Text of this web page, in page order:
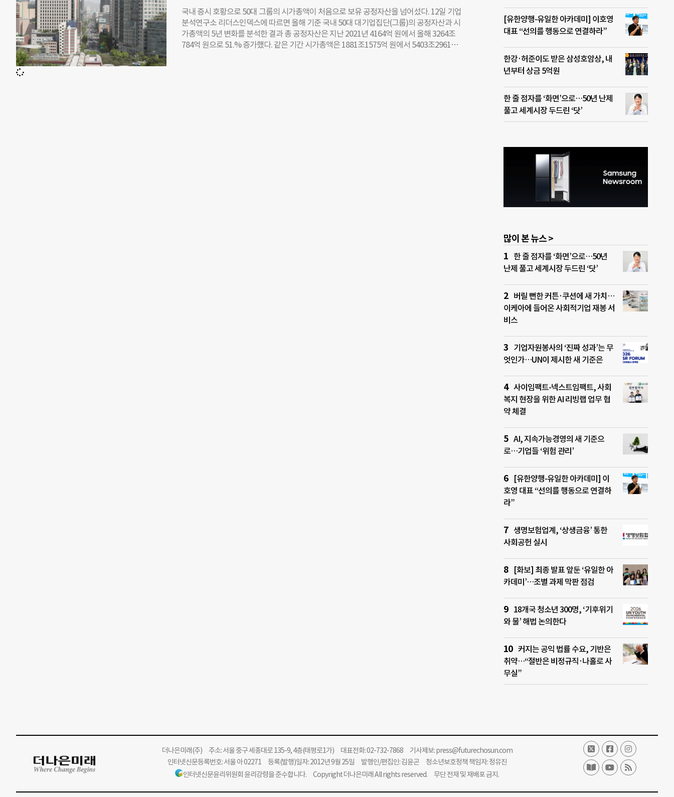
(CompaniesMarketCap)에 따르면 이날 SK하이닉스는 시가총액 1조990억 달러를 기록해 3
계단 뛰어올라 글로벌 시가총액 순위 12위를 차지했다. 삼성전자(11위)와 격차도 좁혀졌다.
1~5위는 엔비디아, 알파벳, 애플, 마이크로소프트, 아마존이다. 6~10위는 TSMC, 브로드컴,
아람코, 테슬라, 메타다. 한편 이날 SK하이닉스의 주가도 급상승하며 시총 1조 클럽 진입을 자
축했다. 27일 국내 증시에 삼성전자와 SK하이닉스를 기초자산으로 하는 단일종목 레버리지
국내 증시 호황으로 50대 그룹의 시가총액이 처음으로 보유 공정자산을 넘어섰다. 12일 기업
분석연구소 리더스인덱스에 따르면 올해 기준 국내 50대 대기업집단(그룹)의 공정자산과 시
가총액의 5년 변화를 분석한 결과 총 공정자산은 지난 2021년 4164억 원에서 올해 3264조
784억 원으로 51.% 증가했다. 같은 기간 시가총액은 1881조1575억 원에서 5403조2961억
[유한양행-유일한 아카데미] 이호영
대표 “선의를 행동으로 연결하라”
한강·허준이도 받은 삼성호암상, 내
년부터 상금 5억원
한 줄 점자를 ‘화면’으로…50년 난제
풀고 세계시장 두드린 ‘닷’
많이 본 뉴스 >
한 줄 점자를 ‘화면’으로…50년
난제 풀고 세계시장 두드린 ‘닷’
버릴 뻔한 커튼·쿠션에 새 가치…
이케아에 들어온 사회적기업 재봉 서
비스
기업자원봉사의 ‘진짜 성과’는 무
엇인가…UN이 제시한 새 기준은
사이임팩트-넥스트임팩트, 사회
복지 현장을 위한 AI 리빙랩 업무 협
약 체결
AI, 지속가능경영의 새 기준으
로…기업들 ‘위험 관리’
[유한양행-유일한 아카데미] 이
호영 대표 “선의를 행동으로 연결하
라”
생명보험업계, ‘상생금융’ 통한
사회공헌 실시
[화보] 최종 발표 앞둔 ‘유일한 아
카데미’…조별 과제 막판 점검
18개국 청소년 300명, ‘기후위기
와 물’ 해법 논의한다
커지는 공익 법률 수요, 기반은
취약…“절반은 비정규직·나홀로 사
무실”
더나은미래(주)주소: 서울 중구 세종대로 135-9, 4층(태평로1가) 대표전화: 02-732-7868 기사제보:press@futurechosun.com
인터넷신문등록번호: 서울 아 02271 등록(발행)일자: 2012년 9월 25일 발행인/편집인: 김윤곤 청소년보호정책 책임자: 정유진
인터넷신문윤리위원회 윤리강령을 준수합니다. Copyright 더나은미래 All rights reserved. 무단 전재 및 재배포 금지.